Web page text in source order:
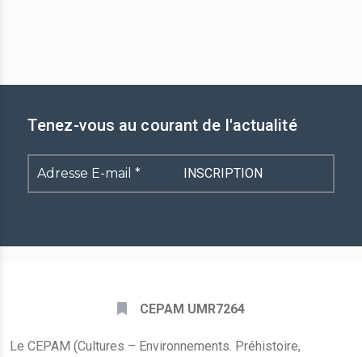
Tenez-vous au courant de l'actualité
Adresse
E-
CEPAM UMR7264
Le CEPAM (Cultures – Environnements. Préhistoire,